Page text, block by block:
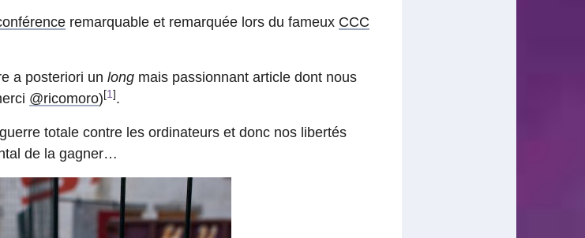
remarquable et remarquée lors du fameux CCC
a posteriori un longmais passionnant article dont nous
@ricomoro) [1] .
totale contre les ordinateurs et donc nos libertés
de la gagner…